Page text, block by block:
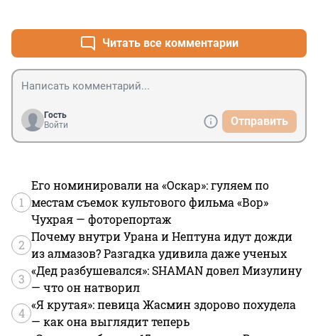
произошедшего изменился не только весь мир, но и
Америка. В том числе люди. А сам Трамп из простого
кандидата превратился в настоящего лидера нации.
Читать все комментарии
Гость
Войти
Отправить
1
Его номинировали на «Оскар»: гуляем по
местам съемок культового фильма «Вор»
Чухрая — фоторепортаж
2
Почему внутри Урана и Нептуна идут дожди
из алмазов? Разгадка удивила даже ученых
3
«Дед разбушевался»: SHAMAN довел Мизулину
— что он натворил
4
«Я крутая»: певица Жасмин здорово похудела
— как она выглядит теперь